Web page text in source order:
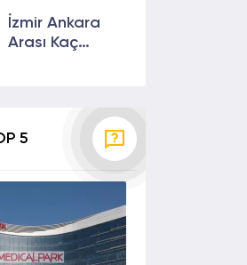
Sunulan Son
Özellikler 2024
İzmir Ankara
Arası Kaç
5